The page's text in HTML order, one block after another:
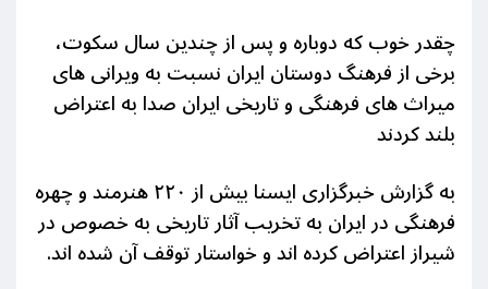
چقدر خوب که دوباره و پس از چندین سال سکوت،
برخی از فرهنگ دوستان ایران نسبت به ویرانی های
میراث های فرهنگی و تاریخی ایران صدا به اعتراض
بلند کردند
به گزارش خبرگزاری ایسنا بیش از ۲۲۰ هنرمند و چهره
فرهنگی در ایران به تخریب آثار تاریخی به خصوص در
شیراز اعتراض کرده اند و خواستار توقف آن شده اند.